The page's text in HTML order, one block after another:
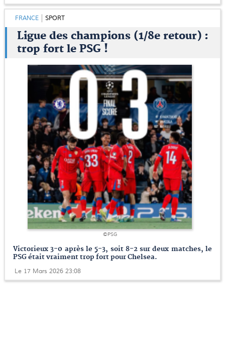
FRANCE SPORT
Ligue des champions (1/8e retour) :
trop fort le PSG !
©PSG
Victorieux 3-0 après le 5-3, soit 8-2 sur deux matches, le
PSG était vraiment trop fort pour Chelsea.
Le 17 Mars 2026 23:08